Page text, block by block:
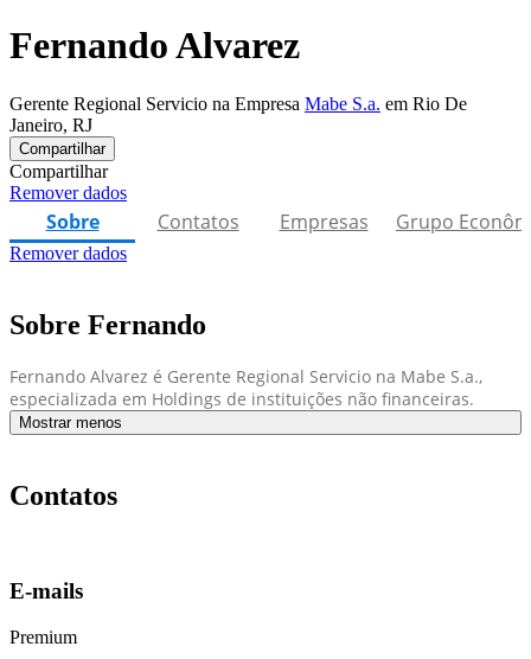
Fernando Alvarez
Gerente Regional Servicio na Empresa Mabe S.a. em Rio De
Janeiro, RJ
Compartilhar
Compartilhar
Remover dados
Sobre Contatos Empresas Grupo
Remover dados
Sobre Fernando
Fernando Alvarez é Gerente Regional Servicio na Mabe S.a.,
especializada em Holdings de instituições não financeiras.
Mostrar menos
Contatos
E-mails
Premium